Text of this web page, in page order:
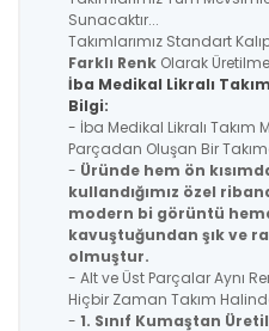
Sunacaktır...
Takımlarımız Standart
Farklı Renk Olarak
İba Medikal Likralı
Bilgi:
- İba Medikal Likralı Takım
Parçadan Oluşan Bir
- Üründe hem ön
kullandığımız özel
modern bi görüntü
kavuştuğundan şık ve
olmuştur.
- Alt ve Üst Parçalar Aynı
Hiçbir Zaman Takım
- 1. Sınıf Kumaştan